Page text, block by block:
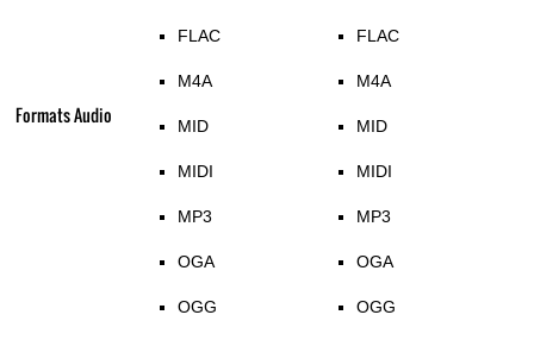
Formats Audio
FLAC
M4A
MID
MIDI
MP3
OGA
OGG
FLAC
M4A
MID
MIDI
MP3
OGA
OGG